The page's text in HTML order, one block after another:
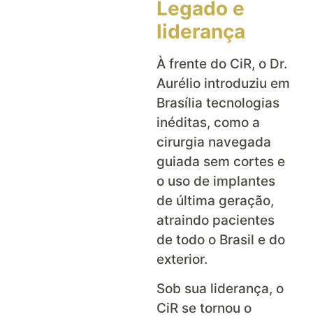
Legado e
liderança
À frente do CiR, o Dr.
Aurélio introduziu em
Brasília tecnologias
inéditas, como a
cirurgia navegada
guiada sem cortes e
o uso de implantes
de última geração,
atraindo pacientes
de todo o Brasil e do
exterior.
Sob sua liderança, o
CiR se tornou o